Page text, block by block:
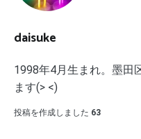
daisuke
1998年4月生まれ。墨田
ます(> <)
投稿を作成しました 63